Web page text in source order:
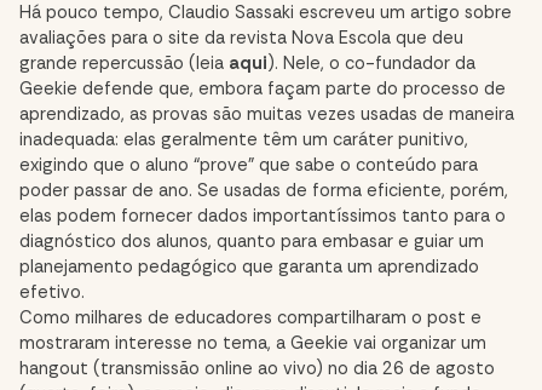
Há pouco tempo, Claudio Sassaki escreveu um artigo sobre
avaliações para o site da revista Nova Escola que deu
grande repercussão (leia aqui). Nele, o co-fundador da
Geekie defende que, embora façam parte do processo de
aprendizado, as provas são muitas vezes usadas de maneira
inadequada: elas geralmente têm um caráter punitivo,
exigindo que o aluno “prove” que sabe o conteúdo para
poder passar de ano. Se usadas de forma eficiente, porém,
elas podem fornecer dados importantíssimos tanto para o
diagnóstico dos alunos, quanto para embasar e guiar um
planejamento pedagógico que garanta um aprendizado
efetivo.
Como milhares de educadores compartilharam o post e
mostraram interesse no tema, a Geekie vai organizar um
hangout (transmissão online ao vivo) no dia 26 de agosto